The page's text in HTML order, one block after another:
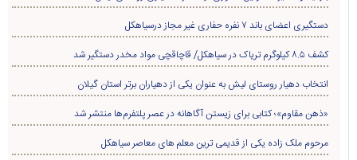
دستگیری اعضای باند ۷ نفره حفاری غير مجاز درسیاهکل
کشف ۸.۵ کیلوگرم تریاک در سیاهکل/ قاچاقچی مواد مخدر دستگیر شد
انتخاب دهیار روستای لیش به عنوان یکی از دهیاران برتر استان گیلان
«ذهن مقاوم»؛ کتابی برای زیستن آگاهانه در عصر پلتفرم‌ها منتشر شد
مرحوم ملک زاده یکی از قدیمی ترین معلم های معاصر سیاهکل